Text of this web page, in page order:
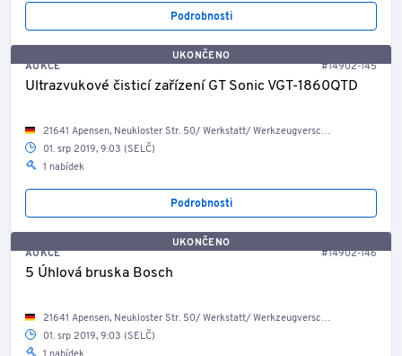
Podrobnosti
UKONČENO
AUKCE
#14902-145
Ultrazvukové čisticí zařízení GT Sonic VGT-1860QTD
21641 Apensen, Neukloster Str. 50/ Werkstatt/ Werkzeugverschlag
01. srp 2019, 9:03 (SELČ)
1 nabídek
Podrobnosti
UKONČENO
AUKCE
#14902-146
5 Úhlová bruska Bosch
21641 Apensen, Neukloster Str. 50/ Werkstatt/ Werkzeugverschlag
01. srp 2019, 9:03 (SELČ)